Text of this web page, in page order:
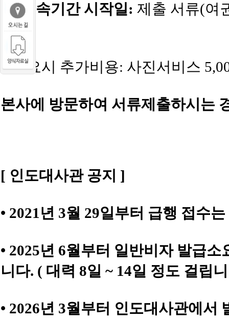
■*수속기간 시작일: 제출 서류(여
준)
* 필요시 추가비용: 사진서비스
본사에 방문하여 서류제출하시는
[ 인도대사관 공지 ]
• 2021년 3월 29일부터 급행 접수
• 2025년 6월부터 일반비자 발급
니다. ( 대력 8일 ~ 14일 정도 걸립
• 2026년 3월부터 인도대사관에